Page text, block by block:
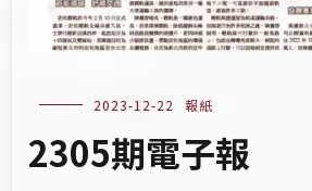
2023-12-22 報紙
2305期電子報